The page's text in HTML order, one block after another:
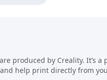
produced by Creality. It’s a
help print directly from